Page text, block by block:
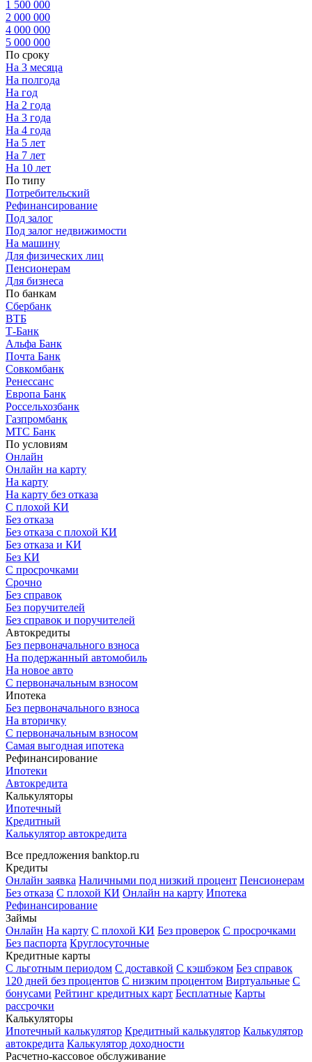
1 500 000
2 000 000
4 000 000
5 000 000
По сроку
На 3 месяца
На полгода
На год
На 2 года
На 3 года
На 4 года
На 5 лет
На 7 лет
На 10 лет
По типу
Потребительский
Рефинансирование
Под залог
Под залог недвижимости
На машину
Для физических лиц
Пенсионерам
Для бизнеса
По банкам
Сбербанк
ВТБ
Т-Банк
Альфа Банк
Почта Банк
Совкомбанк
Ренессанс
Европа Банк
Россельхозбанк
Газпромбанк
МТС Банк
По условиям
Онлайн
Онлайн на карту
На карту
На карту без отказа
С плохой КИ
Без отказа
Без отказа с плохой КИ
Без отказа и КИ
Без КИ
С просрочками
Срочно
Без справок
Без поручителей
Без справок и поручителей
Автокредиты
Без первоначального взноса
На подержанный автомобиль
На новое авто
С первоначальным взносом
Ипотека
Без первоначального взноса
На вторичку
С первоначальным взносом
Самая выгодная ипотека
Рефинансирование
Ипотеки
Автокредита
Калькуляторы
Ипотечный
Кредитный
Калькулятор автокредита
Все предложения banktop.ru
Кредиты
Онлайн заявка Наличными под низкий процент Пенсионерам
Без отказа С плохой КИ Онлайн на карту Ипотека
Рефинансирование
Займы
Онлайн На карту С плохой КИ Без проверок С просрочками
Без паспорта Круглосуточные
Кредитные карты
С льготным периодом С доставкой С кэшбэком Без справок
120 дней без процентов С низким процентом Виртуальные С
бонусами Рейтинг кредитных карт Бесплатные Карты
рассрочки
Калькуляторы
Ипотечный калькулятор Кредитный калькулятор Калькулятор
автокредита Калькулятор доходности
Расчетно-кассовое обслуживание